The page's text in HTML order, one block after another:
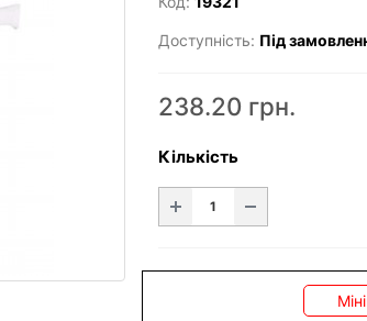
Доступність: Під
238.20 грн.
Кількість